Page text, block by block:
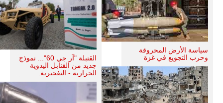
سياسة الأرض المحروقة
وحرب التجويع في غزة
القنبلة "آر جي 60"... نموذج
جديد من القنابل اليدوية
الحرارية - التفجيرية.